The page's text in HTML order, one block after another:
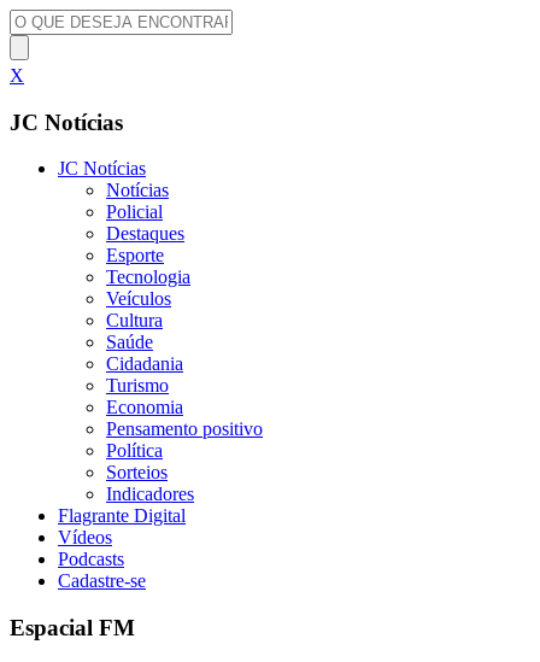
X
JC Notícias
JC Notícias
Notícias
Policial
Destaques
Esporte
Tecnologia
Veículos
Cultura
Saúde
Cidadania
Turismo
Economia
Pensamento positivo
Política
Sorteios
Indicadores
Flagrante Digital
Vídeos
Podcasts
Cadastre-se
Espacial FM